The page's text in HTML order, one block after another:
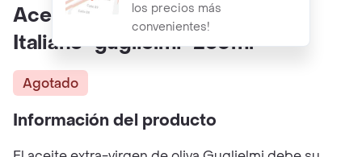
los precios más
convenientes!
Aceite Extra Virgen De Oliva
Italiano "guglielmi" 250ml
Agotado
Información del producto